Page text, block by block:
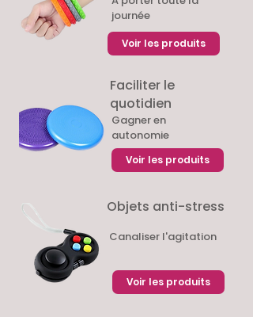
journée
Voir les produits
Faciliter le
quotidien
Voir les produits
Gagner en
autonomie
Objets anti-stress
Voir les produits
Canaliser l'agitation